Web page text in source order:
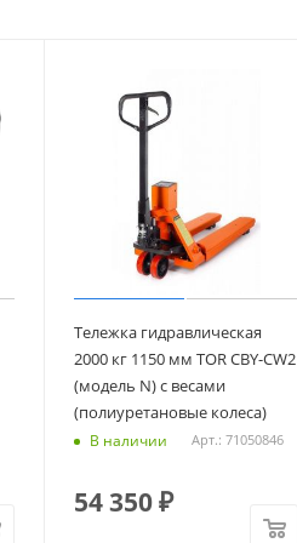
Тележка гидравлическая
2000 кг 1150 мм TOR CBY-CW2
(модель N) с весами
(полиуретановые колеса)
В наличии Арт.: 71050846
54 350₽